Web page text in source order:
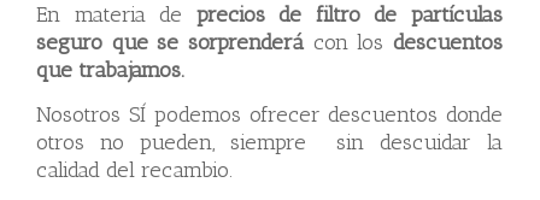
En materia de precios de filtro de partículas
seguro que se sorprenderá con los descuentos
que trabajamos.
Nosotros SÍ podemos ofrecer descuentos donde
otros no pueden, siempre sin descuidar la
calidad del recambio.